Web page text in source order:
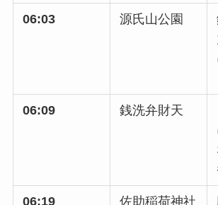
06:03 源氏山公園
06:09 銭洗弁財天
06:19 佐助稲荷神社